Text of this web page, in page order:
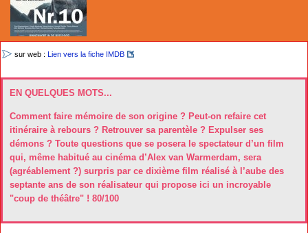
EN QUELQUES MOTS...
Comment faire mémoire de son origine ? Peut-on refaire cet
itinéraire à rebours ? Retrouver sa parentèle ? Expulser ses
démons ? Toute questions que se posera le spectateur d’un film
qui, même habitué au cinéma d’Alex van Warmerdam, sera
(agréablement ?) surpris par ce dixième film réalisé à l’aube des
septante ans de son réalisateur qui propose ici un incroyable
"coup de théâtre" ! 80/100
sur web : Lien vers la fiche IMDB